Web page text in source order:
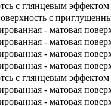
с глянцевым эффектом
с
- матовая
- матовая
- матовая
- матовая
с глянцевым эффектом
- матовая
- матовая